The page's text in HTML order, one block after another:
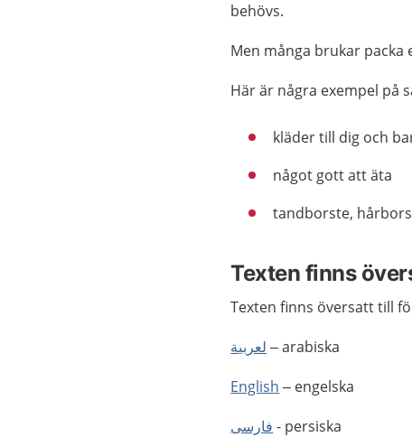
behövs.
Men många brukar packa
Här är några exempel på
kläder till dig och
något gott att äta
tandborste,
Texten finns
Texten finns översatt till
لعربية – arabiska
English – engelska
فارسى - persiska